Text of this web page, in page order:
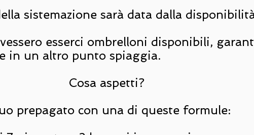
sistemazione sarà data dalla
esserci ombrelloni disponibili,
in un altro punto spiaggia.
Cosa aspetti?
prepagato con una di queste formule: